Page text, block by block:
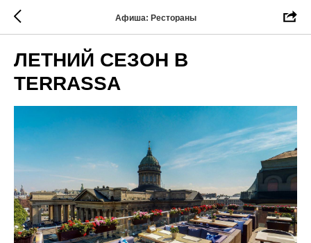
Афиша: Рестораны
ЛЕТНИЙ СЕЗОН В
TERRASSA